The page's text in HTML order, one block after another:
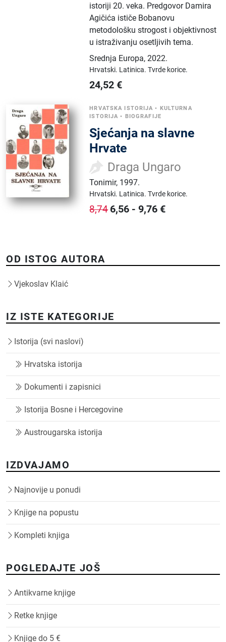
istoriji 20. veka. Predgovor Damira
Agičića ističe Bobanovu
metodološku strogost i objektivnost
u istraživanju osetljivih tema.
Srednja Europa,2022.
Hrvatski. Latinica.Tvrde korice.
24,52 €
HRVATSKA ISTORIJA • KULTURNA
ISTORIJA • BIOGRAFIJE
Sjećanja na slavne
Hrvate
Draga Ungaro
Tonimir, 1997.
Hrvatski. Latinica.Tvrde korice.
8,74 6,56 -9,76 €
OD ISTOG AUTORA
Vjekoslav Klaić
IZ ISTE KATEGORIJE
Istorija (svi naslovi)
Hrvatska istorija
Dokumenti i zapisnici
Istorija Bosne i Hercegovine
Austrougarska istorija
IZDVAJAMO
Najnovije u ponudi
Knjige na popustu
Kompleti knjiga
POGLEDAJTE JOŠ
Antikvarne knjige
Retke knjige
Knjige do 5 €